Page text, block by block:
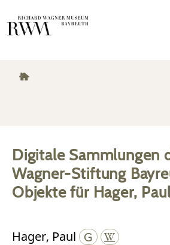
Digitale Sammlungen
Wagner-Stiftung
Objektefür Hager,
Hager, Paul